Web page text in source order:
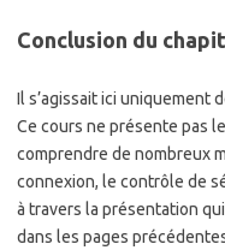
Conclusion du
Il s’agissait ici uniquement
Ce cours ne présente pas
comprendre de nombreux
connexion, le contrôle de
à travers la présentation
dans les pages